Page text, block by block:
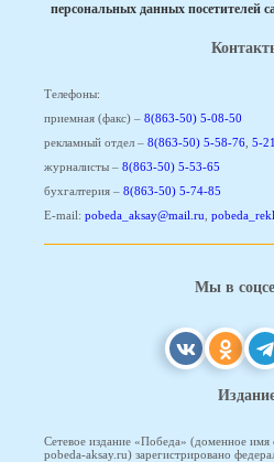
персональных данных посетителей
Телефоны:
приемная (факс) – 8(863-50) 5-08-50
рекламный отдел – 8(863-50) 5-58-76, 5-
журналисты – 8(863-50) 5-53-65
бухгалтерия – 8(863-50) 5-74-85
E-mail: pobeda_aksay@mail.ru,
Мы в
Сетевое издание «Победа» (доменное имя
pobeda-aksay.ru) зарегистрировано